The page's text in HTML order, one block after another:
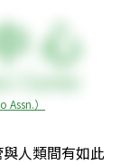
）
人類間有如此